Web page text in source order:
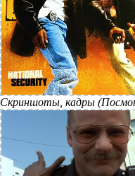
Скриншоты, кадры